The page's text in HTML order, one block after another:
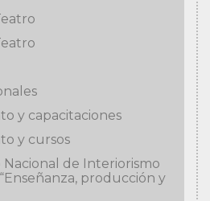
y capacitaciones
y cursos
Nacional de Interiorismo
producción y